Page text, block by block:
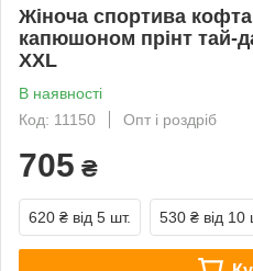
Жіноча спортива кофта
капюшоном прінт тай-
XXL
В наявності
Код: 11150
Опт і роздріб
705 ₴
620 ₴ від 5 шт. 530 ₴ від 10